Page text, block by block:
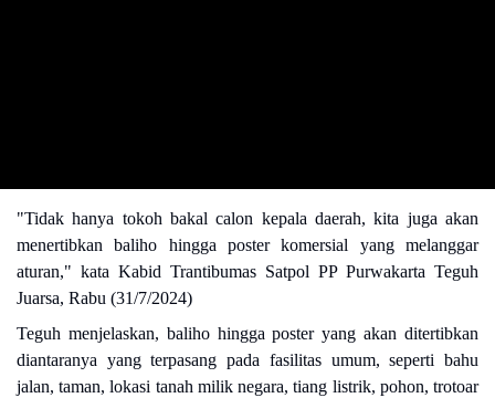
"Tidak hanya tokoh bakal calon kepala daerah, kita juga akan
menertibkan baliho hingga poster komersial yang melanggar
aturan," kata Kabid Trantibumas Satpol PP Purwakarta Teguh
Juarsa, Rabu (31/7/2024)
Teguh menjelaskan, baliho hingga poster yang akan ditertibkan
diantaranya yang terpasang pada fasilitas umum, seperti bahu
jalan, taman, lokasi tanah milik negara, tiang listrik, pohon, trotoar